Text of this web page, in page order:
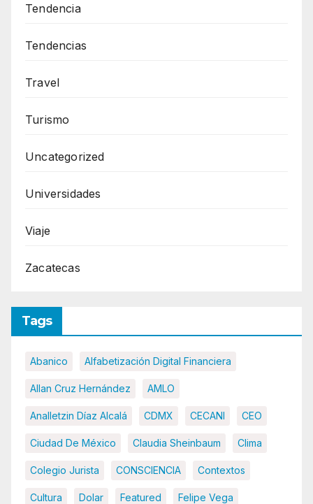
Tendencia
Tendencias
Travel
Turismo
Uncategorized
Universidades
Viaje
Zacatecas
Tags
Abanico Alfabetización Digital Financiera
Allan Cruz Hernández AMLO
Analletzin Díaz Alcalá CDMX CECANI CEO
Ciudad De México Claudia Sheinbaum Clima
Colegio Jurista CONSCIENCIA Contextos
Cultura Dolar Featured Felipe Vega